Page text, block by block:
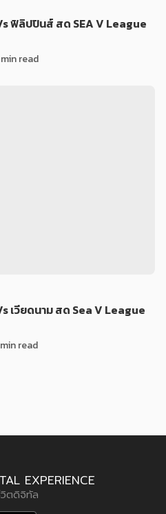
ฟิลิปปินส์ สด SEA V League
read
เวียดนาม สด Sea V League
read
EXPERIENCE
วิตดิจิทัล